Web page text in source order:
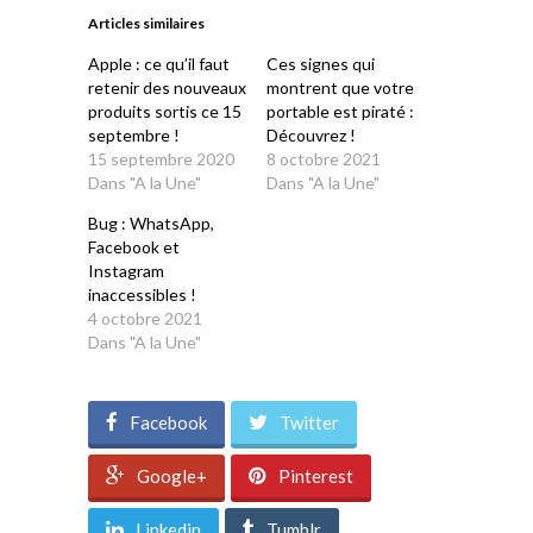
nouvellenouvelle
Articles similaires
Apple : ce qu’il faut
retenir des nouveaux
produits sortis ce 15
septembre !
15 septembre 2020
Dans "A la Une"
Ces signes qui
montrent que votre
portable est piraté :
Découvrez !
8 octobre 2021
Dans "A la Une"
Bug : WhatsApp,
Facebook et
Instagram
inaccessibles !
4 octobre 2021
Dans "A la Une"
Facebook Twitter
Google+ Pinterest